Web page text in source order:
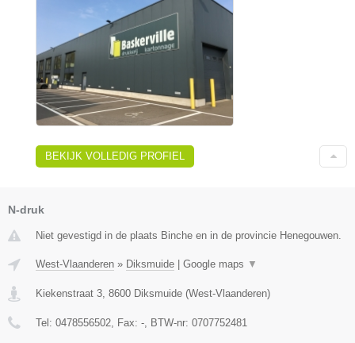
BEKIJK VOLLEDIG PROFIEL
N-druk
Niet gevestigd in de plaats Binche en in de provincie Henegouwen.
West-Vlaanderen » Diksmuide | Google maps ▼
Kiekenstraat 3 8600 Diksmuide (West-Vlaanderen)
Tel: 0478556502 , Fax: - , BTW-nr: 0707752481